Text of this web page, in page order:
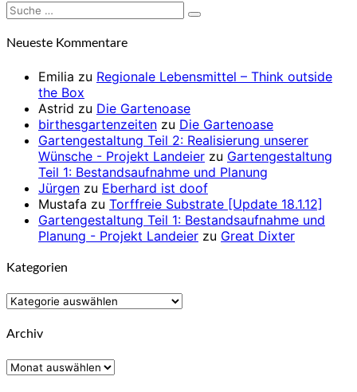
Suche
Suchen
Neueste Kommentare
Emilia zu Regionale Lebensmittel – Think outside
the Box
Astrid zu Die Gartenoase
birthesgartenzeiten zu Die Gartenoase
Gartengestaltung Teil 2: Realisierung unserer
Wünsche - Projekt Landeier zu Gartengestaltung
Teil 1: Bestandsaufnahme und Planung
Jürgen zu Eberhard ist doof
Mustafa zu Torffreie Substrate [Update 18.1.12]
Gartengestaltung Teil 1: Bestandsaufnahme und
Planung - Projekt Landeier zu Great Dixter
Kategorien
Kategorien
Archiv
Archiv